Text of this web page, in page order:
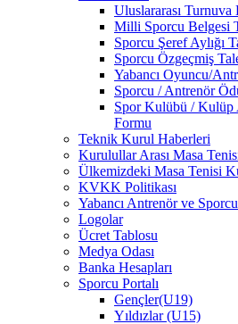
Uluslararası Turnuva
Milli Sporcu Belgesi
Sporcu Şeref Aylığı
Sporcu Özgeçmiş
Yabancı Oyuncu/
Sporcu / Antrenör
Spor Kulübü / Kulüp
Formu
Teknik Kurul Haberleri
Kurulullar Arası Masa
Ülkemizdeki Masa Tenisi
KVKK Politikası
Yabancı Antrenör ve
Logolar
Ücret Tablosu
Medya Odası
Banka Hesapları
Sporcu Portalı
Gençler(U19)
Yıldızlar (U15)